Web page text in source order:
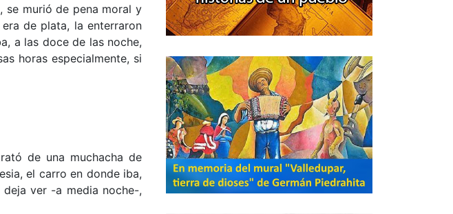
se murió de pena moral y
de plata, la enterraron
a las doce de las noche,
horas especialmente, si
de una muchacha de
el carro en donde iba,
ver -a media noche-,